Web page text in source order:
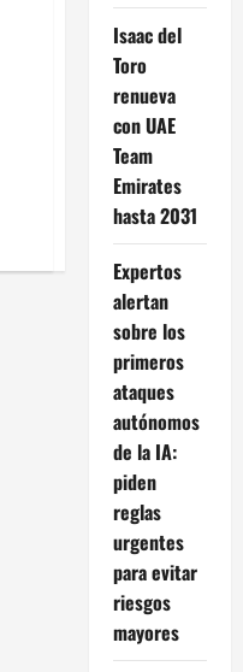
Isaac del
Toro
renueva
con UAE
Team
Emirates
hasta 2031
Expertos
alertan
sobre los
primeros
ataques
autónomos
de la IA:
piden
reglas
urgentes
para evitar
riesgos
mayores